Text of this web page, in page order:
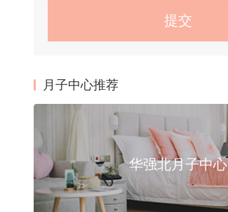
月子中心推荐
华强北月子中心